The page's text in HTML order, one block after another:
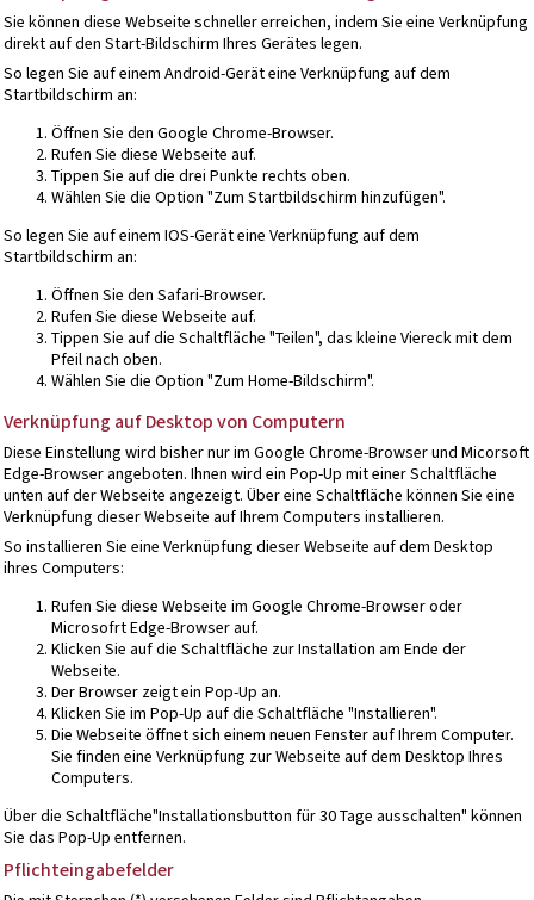
Sie können diese Webseite schneller erreichen, indem Sie eine Verknüpfung
direkt auf den Start-Bildschirm Ihres Gerätes legen.
So legen Sie auf einem Android-Gerät eine Verknüpfung auf dem
Startbildschirm an:
Öffnen Sie den Google Chrome-Browser.
Rufen Sie diese Webseite auf.
Tippen Sie auf die drei Punkte rechts oben.
Wählen Sie die Option "Zum Startbildschirm hinzufügen".
So legen Sie auf einem IOS-Gerät eine Verknüpfung auf dem
Startbildschirm an:
Öffnen Sie den Safari-Browser.
Rufen Sie diese Webseite auf.
Tippen Sie auf die Schaltfläche "Teilen", das kleine Viereck mit dem
Pfeil nach oben.
Wählen Sie die Option "Zum Home-Bildschirm".
Verknüpfung auf Desktop von Computern
Diese Einstellung wird bisher nur im Google Chrome-Browser und Micorsoft
Edge-Browser angeboten. Ihnen wird ein Pop-Up mit einer Schaltfläche
unten auf der Webseite angezeigt. Über eine Schaltfläche können Sie eine
Verknüpfung dieser Webseite auf Ihrem Computers installieren.
So installieren Sie eine Verknüpfung dieser Webseite auf dem Desktop
ihres Computers:
Rufen Sie diese Webseite im Google Chrome-Browser oder
Microsofrt Edge-Browser auf.
Klicken Sie auf die Schaltfläche zur Installation am Ende der
Webseite.
Der Browser zeigt ein Pop-Up an.
Klicken Sie im Pop-Up auf die Schaltfläche "Installieren".
Die Webseite öffnet sich einem neuen Fenster auf Ihrem Computer.
Sie finden eine Verknüpfung zur Webseite auf dem Desktop Ihres
Computers.
Über die Schaltfläche"Installationsbutton für 30 Tage ausschalten" können
Sie das Pop-Up entfernen.
Pflichteingabefelder